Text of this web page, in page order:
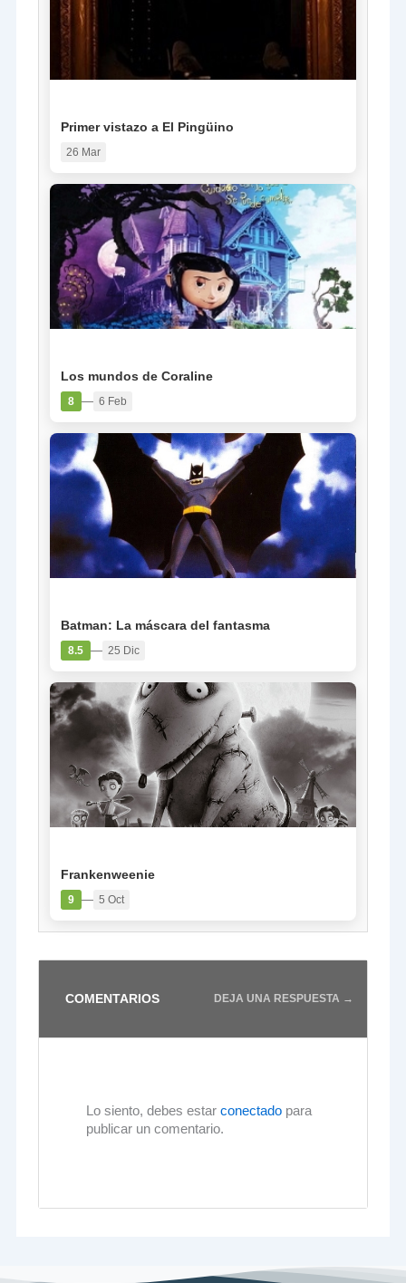
Primer vistazo a El Pingüino
26 Mar
Los mundos de Coraline
8 — 6 Feb
Batman: La máscara del fantasma
8.5 — 25 Dic
Frankenweenie
9 — 5 Oct
COMENTARIOS DEJA UNA RESPUESTA →
Lo siento, debes estar conectadopara
publicar un comentario.